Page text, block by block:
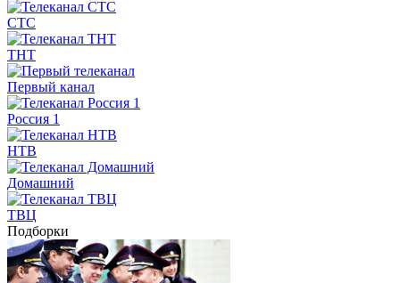
СТС
ТНТ
Первый канал
Россия 1
НТВ
Домашний
ТВЦ
Подборки